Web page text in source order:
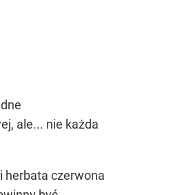
ale... nie każda
herbata czerwona